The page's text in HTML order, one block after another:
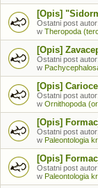
[Opis]
Ostatni post autor:
w Theropoda
[Opis]
Ostatni post autor:
w
[Opis]
Ostatni post autor:
w Ornithopoda
[Opis]
Ostatni post autor:
w Paleontologia
[Opis]
Ostatni post autor:
w Paleontologia